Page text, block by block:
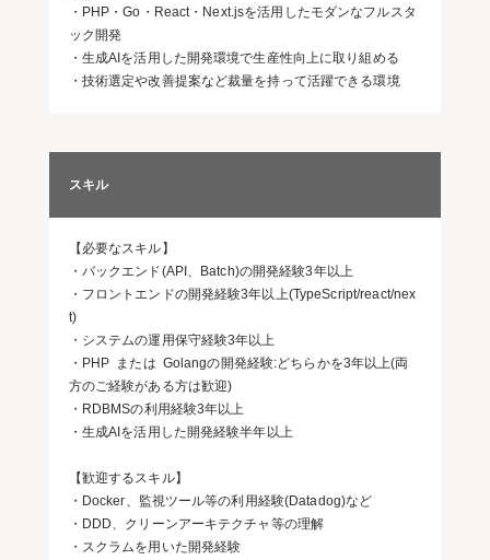
・PHP・Go・React・Next.jsを活用したモダンなフルスタ
ック開発
・生成AIを活用した開発環境で生産性向上に取り組める
・技術選定や改善提案など裁量を持って活躍できる環境
スキル
【必要なスキル】
・バックエンド(API、Batch)の開発経験3年以上
・フロントエンドの開発経験3年以上(TypeScript/react/nex
t)
・システムの運用保守経験3年以上
・PHP または Golangの開発経験:どちらかを3年以上(両
方のご経験がある方は歓迎)
・RDBMSの利用経験3年以上
・生成AIを活用した開発経験半年以上
【歓迎するスキル】
・Docker、監視ツール等の利用経験(Datadog)など
・DDD、クリーンアーキテクチャ等の理解
・スクラムを用いた開発経験